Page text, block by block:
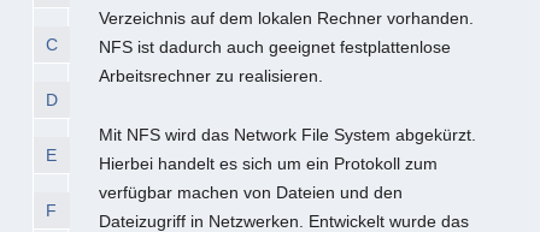
C
D
E
F
Verzeichnis auf dem lokalen Rechner vorhanden.
NFS ist dadurch auch geeignet festplattenlose
Arbeitsrechner zu realisieren.
Mit NFS wird das Network File System abgekürzt.
Hierbei handelt es sich um ein Protokoll zum
verfügbar machen von Dateien und den
Dateizugriff in Netzwerken. Entwickelt wurde das